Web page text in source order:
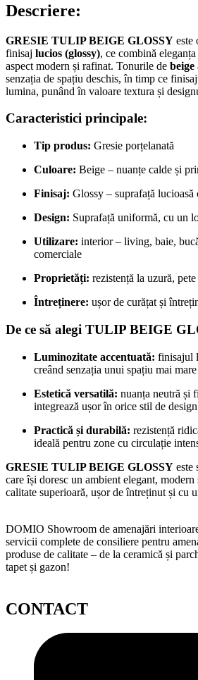
Descriere:
GRESIE TULIP BEIGE GLOSSY este
finisaj lucios (glossy), ce combină
aspect modern și rafinat. Tonurile de beige
senzația de spațiu deschis, în timp ce
lumina, punând în valoare textura și
Caracteristici principale:
Tip produs: Gresie porțelanată
Culoare: Beige – nuanțe calde și
Finisaj: Glossy – suprafață
Design: Suprafață uniformă, cu un
Utilizare: interior – living, baie,
comerciale
Proprietăți: rezistență la uzură,
Întreținere: ușor de curățat și
De ce să alegi TULIP BEIGE
Luminozitate accentuată: finisajul
creând senzația unui spațiu mai
Estetică versatilă: nuanța neutră și
integrează ușor în orice stil de
Practică și durabilă: rezistență
ideală pentru zone cu circulație
GRESIE TULIP BEIGE GLOSSY este
care își doresc un ambient elegant,
calitate superioară, ușor de întreținut și cu
DOMIO Showroom de amenajări
servicii complete de consiliere pentru
produse de calitate – de la ceramică și
tapet și gazon!
CONTACT